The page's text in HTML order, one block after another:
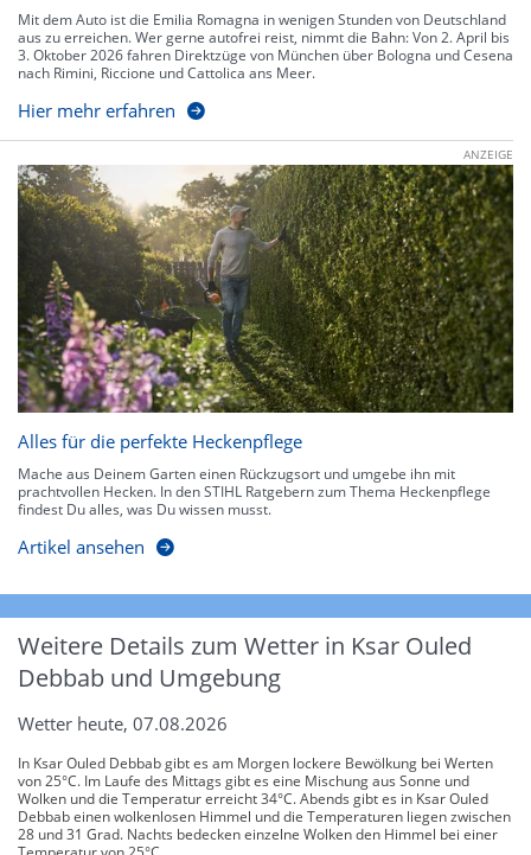
Mit dem Auto ist die Emilia Romagna in wenigen Stunden von Deutschland
aus zu erreichen. Wer gerne autofrei reist, nimmt die Bahn: Von 2. April bis
3. Oktober 2026 fahren Direktzüge von München über Bologna und Cesena
nach Rimini, Riccione und Cattolica ans Meer.
Hier mehr erfahren
ANZEIGE
Alles für die perfekte Heckenpflege
Mache aus Deinem Garten einen Rückzugsort und umgebe ihn mit
prachtvollen Hecken. In den STIHL Ratgebern zum Thema Heckenpflege
findest Du alles, was Du wissen musst.
Artikel ansehen
Weitere Details zum Wetter in Ksar Ouled
Debbab und Umgebung
Wetter heute, 07.08.2026
In Ksar Ouled Debbab gibt es am Morgen lockere Bewölkung bei Werten
von 25°C. Im Laufe des Mittags gibt es eine Mischung aus Sonne und
Wolken und die Temperatur erreicht 34°C. Abends gibt es in Ksar Ouled
Debbab einen wolkenlosen Himmel und die Temperaturen liegen zwischen
28 und 31 Grad. Nachts bedecken einzelne Wolken den Himmel bei einer